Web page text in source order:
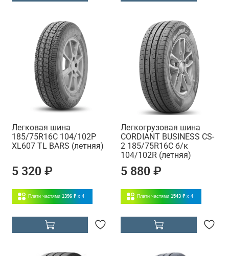
Легковая шина
185/75R16C 104/102P
XL607 TL BARS (летняя)
5 320 ₽
Плати частями 1396 ₽ x 4
Легкогрузовая шина
CORDIANT BUSINESS CS-
2 185/75R16C б/к
104/102R (летняя)
5 880 ₽
Плати частями 1543 ₽ x 4